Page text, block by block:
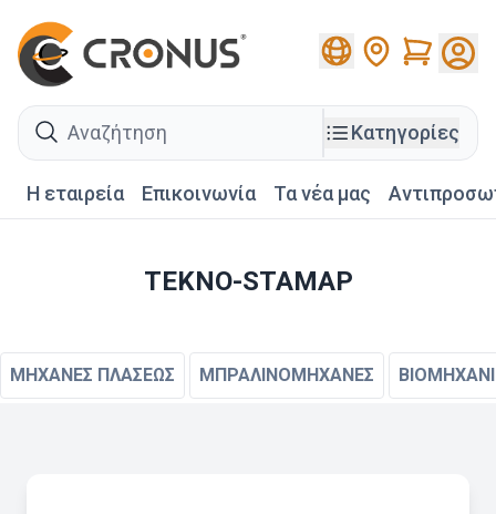
Cart
search
Κατηγορίες
Η εταιρεία Επικοινωνία Τα νέα μας
TEKNO-STAMAP
ΜΗΧΑΝΕΣ ΠΛΑΣΕΩΣ ΜΠΡΑΛΙΝΟΜΗΧΑΝΕΣ